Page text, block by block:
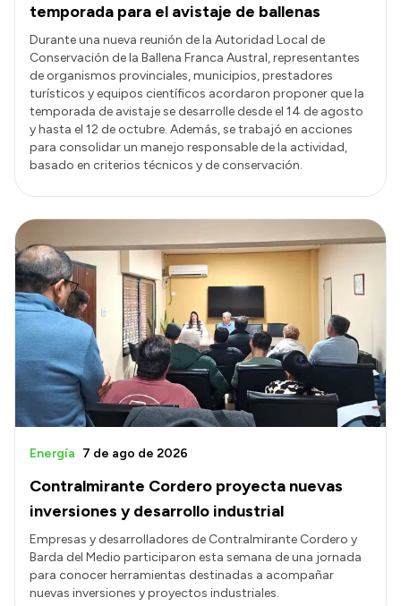
Convocatorias
Intranet
Login
temporada para el avistaje de ballenas
Durante una nueva reunión de la Autoridad Local de
Conservación de la Ballena Franca Austral, representantes
de organismos provinciales, municipios, prestadores
turísticos y equipos científicos acordaron proponer que la
temporada de avistaje se desarrolle desde el 14 de agosto
y hasta el 12 de octubre. Además, se trabajó en acciones
para consolidar un manejo responsable de la actividad,
basado en criterios técnicos y de conservación.
Contralmirante Cordero proyecta nuevas
inversiones y desarrollo industrial
Energía 7 de ago de 2026
Empresas y desarrolladores de Contralmirante Cordero y
Barda del Medio participaron esta semana de una jornada
para conocer herramientas destinadas a acompañar
nuevas inversiones y proyectos industriales.